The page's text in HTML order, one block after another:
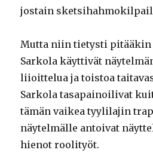
jostain
Mutta niin tietysti pitääkin
Sarkola käyttivät
liioittelua ja toistoa
Sarkola tasapainoilivat
tämän vaikea tyylilajin
näytelmälle antoivat
hienot roolityöt.